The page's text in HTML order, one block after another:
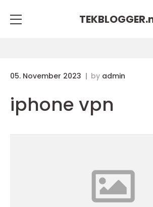
TEKBLOGGER.
05. November 2023 by admin
iphone vpn